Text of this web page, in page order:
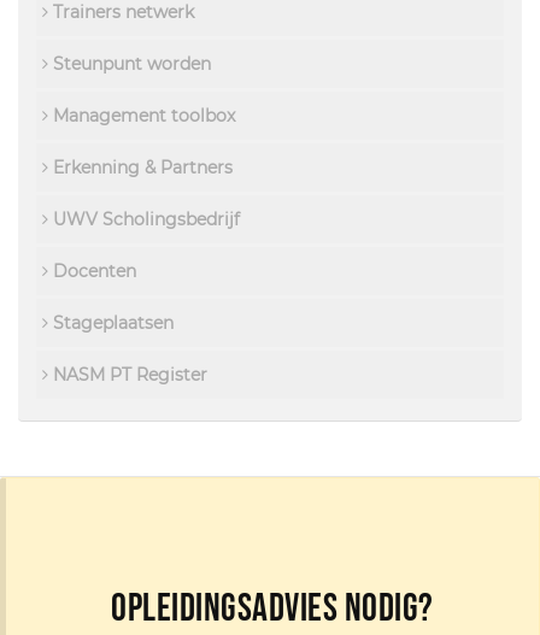
Trainers netwerk
Steunpunt worden
Management toolbox
Erkenning & Partners
UWV Scholingsbedrijf
Docenten
Stageplaatsen
NASM PT Register
Opleidingsadvies nodig?